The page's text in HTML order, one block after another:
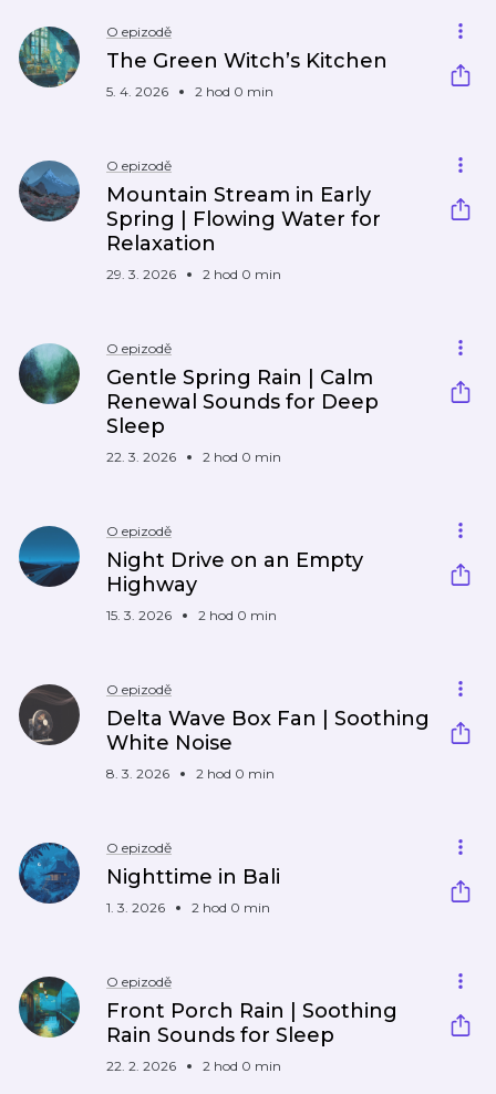
O epizodě
The Green Witch’s Kitchen
5. 4. 2026 2 hod 0 min
O epizodě
Mountain Stream in Early
Spring | Flowing Water for
Relaxation
29. 3. 2026 2 hod 0 min
O epizodě
Gentle Spring Rain | Calm
Renewal Sounds for Deep
Sleep
22. 3. 2026 2 hod 0 min
O epizodě
Night Drive on an Empty
Highway
15. 3. 2026 2 hod 0 min
O epizodě
Delta Wave Box Fan | Soothing
White Noise
8. 3. 2026 2 hod 0 min
O epizodě
Nighttime in Bali
1. 3. 2026 2 hod 0 min
O epizodě
Front Porch Rain | Soothing
Rain Sounds for Sleep
22. 2. 2026 2 hod 0 min